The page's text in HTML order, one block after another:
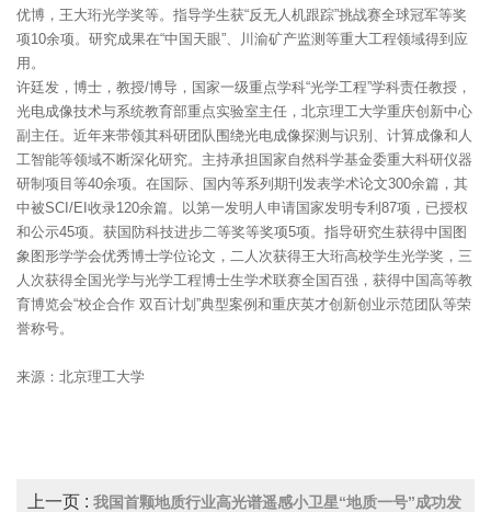
优博，王大珩光学奖等。指导学生获“反无人机跟踪”挑战赛全球冠军等奖
项10余项。研究成果在“中国天眼”、川渝矿产监测等重大工程领域得到应
用。
许廷发，博士，教授/博导，国家一级重点学科“光学工程”学科责任教授，
光电成像技术与系统教育部重点实验室主任，北京理工大学重庆创新中心
副主任。近年来带领其科研团队围绕光电成像探测与识别、计算成像和人
工智能等领域不断深化研究。主持承担国家自然科学基金委重大科研仪器
研制项目等40余项。在国际、国内等系列期刊发表学术论文300余篇，其
中被SCI/EI收录120余篇。以第一发明人申请国家发明专利87项，已授权
和公示45项。获国防科技进步二等奖等奖项5项。指导研究生获得中国图
象图形学学会优秀博士学位论文，二人次获得王大珩高校学生光学奖，三
人次获得全国光学与光学工程博士生学术联赛全国百强，获得中国高等教
育博览会“校企合作 双百计划”典型案例和重庆英才创新创业示范团队等荣
誉称号。
来源：北京理工大学
上一页 : 我国首颗地质行业高光谱遥感小卫星“地质一号”成功发